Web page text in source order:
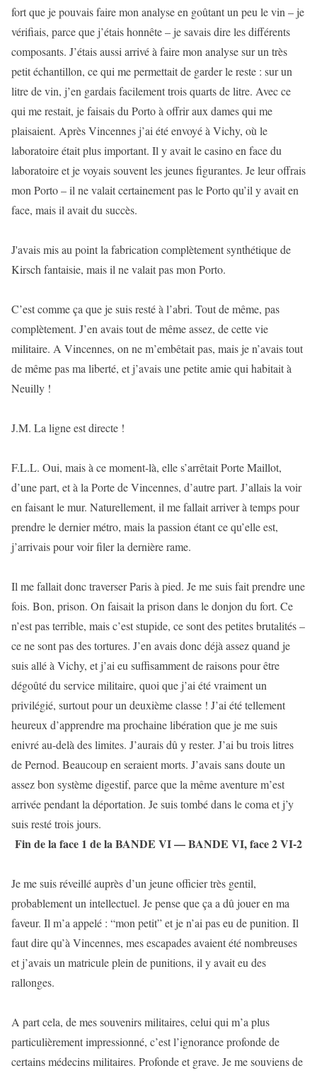
fort que je pouvais faire mon analyse en goûtant un peu le vin – je
vérifiais, parce que j’étais honnête – je savais dire les différents
composants. J’étais aussi arrivé à faire mon analyse sur un très
petit échantillon, ce qui me permettait de garder le reste : sur un
litre de vin, j’en gardais facilement trois quarts de litre. Avec ce
qui me restait, je faisais du Porto à offrir aux dames qui me
plaisaient. Après Vincennes j’ai été envoyé à Vichy, où le
laboratoire était plus important. Il y avait le casino en face du
laboratoire et je voyais souvent les jeunes figurantes. Je leur offrais
mon Porto – il ne valait certainement pas le Porto qu’il y avait en
face, mais il avait du succès.
J'avais mis au point la fabrication complètement synthétique de
Kirsch fantaisie, mais il ne valait pas mon Porto.
C’est comme ça que je suis resté à l’abri. Tout de même, pas
complètement. J’en avais tout de même assez, de cette vie
militaire. A Vincennes, on ne m’embêtait pas, mais je n’avais tout
de même pas ma liberté, et j’avais une petite amie qui habitait à
Neuilly !
J.M. La ligne est directe !
F.L.L. Oui, mais à ce moment-là, elle s’arrêtait Porte Maillot,
d’une part, et à la Porte de Vincennes, d’autre part. J’allais la voir
en faisant le mur. Naturellement, il me fallait arriver à temps pour
prendre le dernier métro, mais la passion étant ce qu’elle est,
j’arrivais pour voir filer la dernière rame.
Il me fallait donc traverser Paris à pied. Je me suis fait prendre une
fois. Bon, prison. On faisait la prison dans le donjon du fort. Ce
n’est pas terrible, mais c’est stupide, ce sont des petites brutalités –
ce ne sont pas des tortures. J’en avais donc déjà assez quand je
suis allé à Vichy, et j’ai eu suffisamment de raisons pour être
dégoûté du service militaire, quoi que j’ai été vraiment un
privilégié, surtout pour un deuxième classe ! J’ai été tellement
heureux d’apprendre ma prochaine libération que je me suis
enivré au-delà des limites. J’aurais dû y rester. J’ai bu trois litres
de Pernod. Beaucoup en seraient morts. J’avais sans doute un
assez bon système digestif, parce que la même aventure m’est
arrivée pendant la déportation. Je suis tombé dans le coma et j’y
suis resté trois jours.
Fin de la face 1 de la BANDE VI — BANDE VI, face 2 VI-2
Je me suis réveillé auprès d’un jeune officier très gentil,
probablement un intellectuel. Je pense que ça a dû jouer en ma
faveur. Il m’a appelé : “mon petit” et je n’ai pas eu de punition. Il
faut dire qu’à Vincennes, mes escapades avaient été nombreuses
et j’avais un matricule plein de punitions, il y avait eu des
rallonges.
A part cela, de mes souvenirs militaires, celui qui m’a plus
particulièrement impressionné, c’est l’ignorance profonde de
certains médecins militaires. Profonde et grave. Je me souviens de